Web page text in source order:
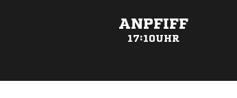
ANPFIFF
17:10UHR